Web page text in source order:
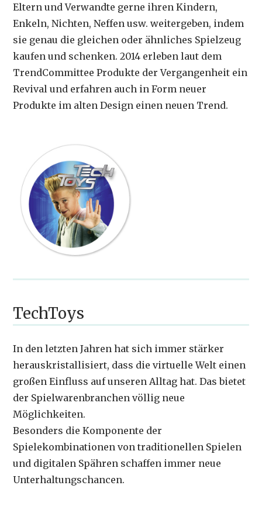
Eltern und Verwandte gerne ihren Kindern,
Enkeln, Nichten, Neffen usw. weitergeben, indem
sie genau die gleichen oder ähnliches Spielzeug
kaufen und schenken. 2014 erleben laut dem
TrendCommittee Produkte der Vergangenheit ein
Revival und erfahren auch in Form neuer
Produkte im alten Design einen neuen Trend.
TechToys
In den letzten Jahren hat sich immer stärker
herauskristallisiert, dass die virtuelle Welt einen
großen Einfluss auf unseren Alltag hat. Das bietet
der Spielwarenbranchen völlig neue
Möglichkeiten.
Besonders die Komponente der
Spielekombinationen von traditionellen Spielen
und digitalen Spähren schaffen immer neue
Unterhaltungschancen.